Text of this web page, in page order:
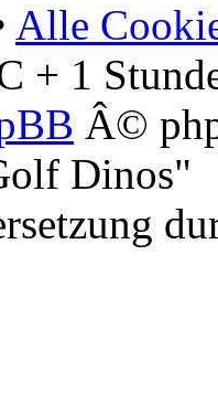
Alle
+ 1
Â©
Dinos"